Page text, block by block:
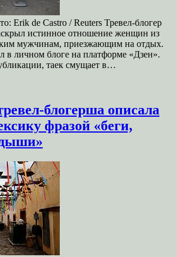
Erik de Castro / Reuters Тревел-блогер
истинное отношение женщин из
мужчинам, приезжающим на отдых.
в личном блоге на платформе «Дзен».
таек смущает в…
блогерша описала
фразой «беги,